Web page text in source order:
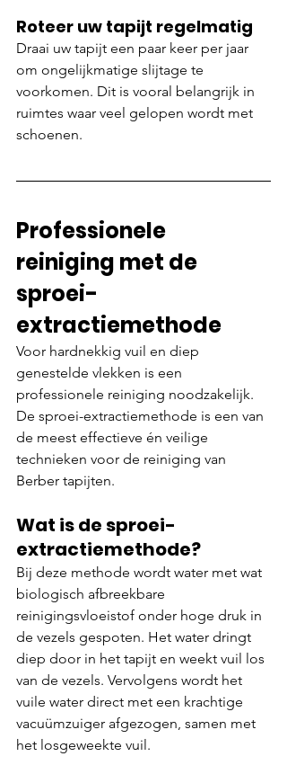
Roteer uw tapijt regelmatig
Draai uw tapijt een paar keer per jaar
om ongelijkmatige slijtage te
voorkomen. Dit is vooral belangrijk in
ruimtes waar veel gelopen wordt met
schoenen.
Professionele
reiniging met de
sproei-
extractiemethode
Voor hardnekkig vuil en diep
genestelde vlekken is een
professionele reiniging noodzakelijk.
De sproei-extractiemethode is een van
de meest effectieve én veilige
technieken voor de reiniging van
Berber tapijten.
Wat is de sproei-
extractiemethode?
Bij deze methode wordt water met wat
biologisch afbreekbare
reinigingsvloeistof onder hoge druk in
de vezels gespoten. Het water dringt
diep door in het tapijt en weekt vuil los
van de vezels. Vervolgens wordt het
vuile water direct met een krachtige
vacuümzuiger afgezogen, samen met
het losgeweekte vuil.